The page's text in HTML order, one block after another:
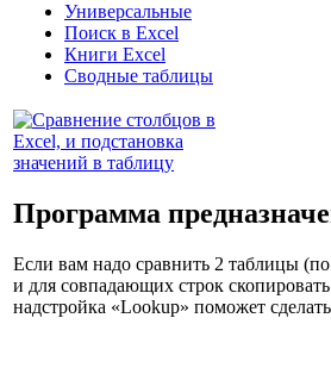
Универсальные
Поиск в Excel
Книги Excel
Сводные таблицы
Программа
Если вам надо сравнить 2 таблицы
и для совпадающих строк
надстройка «Lookup» поможет